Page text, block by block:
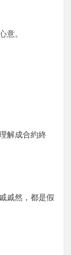
意。
解成合約終
戚然，都是假